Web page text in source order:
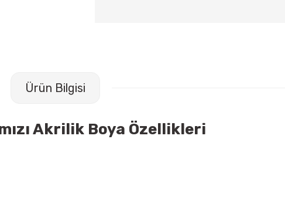
Ürün Bilgisi
Akrilik Boya Özellikleri